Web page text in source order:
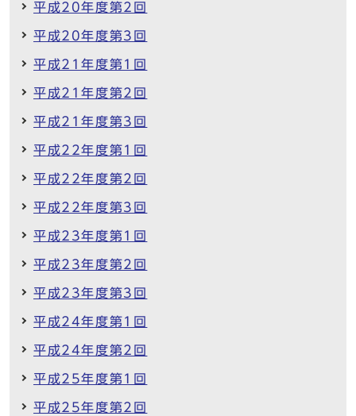
平成20年度第2回
平成20年度第3回
平成21年度第1回
平成21年度第2回
平成21年度第3回
平成22年度第1回
平成22年度第2回
平成22年度第3回
平成23年度第1回
平成23年度第2回
平成23年度第3回
平成24年度第1回
平成24年度第2回
平成25年度第1回
平成25年度第2回